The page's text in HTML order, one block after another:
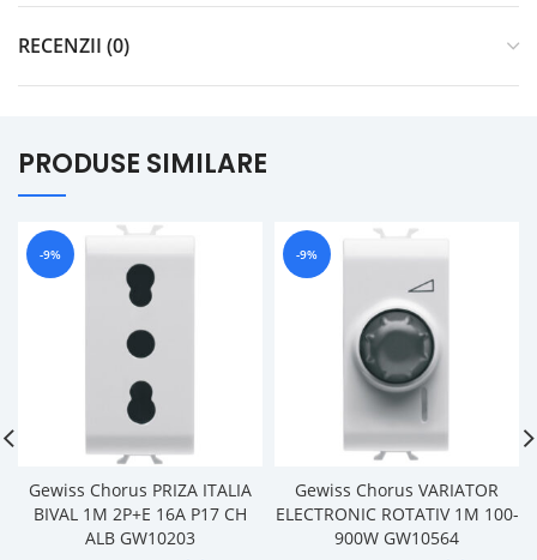
RECENZII (0)
PRODUSE SIMILARE
-9%
Gewiss Chorus PRIZA ITALIA
BIVAL 1M 2P+E 16A P17 CH
ALB GW10203
-9%
Gewiss Chorus VARIATOR
ELECTRONIC ROTATIV 1M 100-
900W GW10564